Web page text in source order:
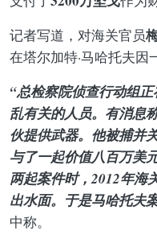
记者写道，对海关官员
在塔尔加特·马哈托夫因
“总检察院侦查行动组
乱有关的人员。有消息
伙提供武器。他被捕并
与了一起价值八百万美
两起案件时，2012年海
出水面。于是马哈托夫
中称。